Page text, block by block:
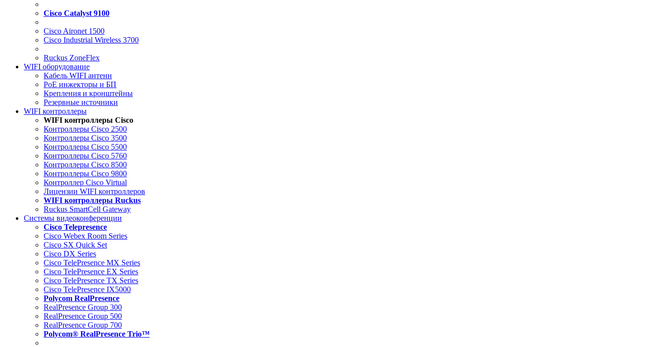
Cisco Catalyst 9100
Cisco Aironet 1500
Cisco Industrial Wireless 3700
Ruckus ZoneFlex
WIFI оборудование
Кабель WIFI антенн
PoE инжекторы и БП
Крепления и кронштейны
Резервные источники
WIFI контроллеры
WIFI контроллеры Cisco
Контроллеры Cisco 2500
Контроллеры Cisco 3500
Контроллеры Cisco 5500
Контроллеры Cisco 5760
Контроллеры Cisco 8500
Контроллеры Cisco 9800
Контроллер Cisco Virtual
Лицензии WIFI контроллеров
WIFI контроллеры Ruckus
Ruckus SmartCell Gateway
Системы видеоконференции
Cisco Telepresence
Cisco Webex Room Series
Cisco SX Quick Set
Cisco DX Series
Cisco TelePresence MX Series
Cisco TelePresence EX Series
Cisco TelePresence TX Series
Cisco TelePresence IX5000
Polycom RealPresence
RealPresence Group 300
RealPresence Group 500
RealPresence Group 700
Polycom® RealPresence Trio™